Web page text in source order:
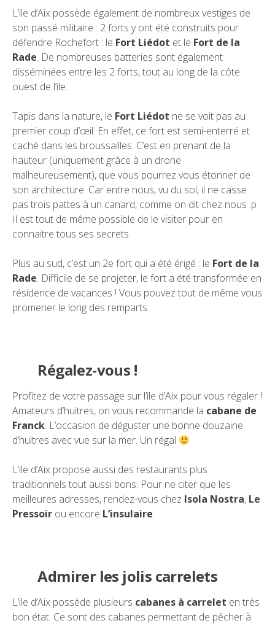
L’ile d’Aix possède également de nombreux vestiges de
son passé militaire : 2 forts y ont été construits pour
défendre Rochefort : le Fort Liédot et le Fort de la
Rade. De nombreuses batteries sont également
disséminées entre les 2 forts, tout au long de la côte
ouest de l’ile.
Tapis dans la nature, le Fort Liédot ne se voit pas au
premier coup d’œil. En effet, ce fort est semi-enterré et
caché dans les broussailles. C’est en prenant de la
hauteur (uniquement grâce à un drone
malheureusement), que vous pourrez vous étonner de
son architecture. Car entre nous, vu du sol, il ne casse
pas trois pattes à un canard, comme on dit chez nous :p
Il est tout de même possible de le visiter pour en
connaitre tous ses secrets.
Plus au sud, c’est un 2e fort qui a été érigé : le Fort de la
Rade. Difficile de se projeter, le fort a été transformée en
résidence de vacances ! Vous pouvez tout de même vous
promener le long des remparts.
Régalez-vous !
Profitez de votre passage sur l’ile d’Aix pour vous régaler !
Amateurs d’huitres, on vous recommande la cabane de
Franck. L’occasion de déguster une bonne douzaine
d’huitres avec vue sur la mer. Un régal
L’ile d’Aix propose aussi des restaurants plus
traditionnels tout aussi bons. Pour ne citer que les
meilleures adresses, rendez-vous chez Isola Nostra, Le
Pressoir ou encore L’insulaire.
Admirer les jolis carrelets
L’ile d’Aix possède plusieurs cabanes à carrelet en très
bon état. Ce sont des cabanes permettant de pêcher à